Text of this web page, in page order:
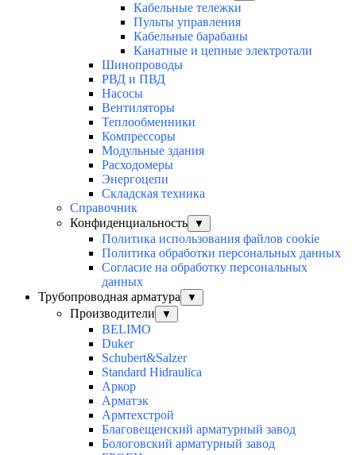
Кабельные тележки
Пульты управления
Кабельные барабаны
Канатные и цепные электротали
Шинопроводы
РВД и ПВД
Насосы
Вентиляторы
Теплообменники
Компрессоры
Модульные здания
Расходомеры
Энергоцепи
Складская техника
Справочник
Конфиденциальность
▼
Политика использования файлов cookie
Политика обработки персональных данных
Согласие на обработку персональных
данных
Трубопроводная арматура
▼
Производители ▼
BELIMO
Duker
Schubert&Salzer
Standard Hidraulica
Аркор
Арматэк
Армтехстрой
Благовещенский арматурный завод
Бологовский арматурный завод